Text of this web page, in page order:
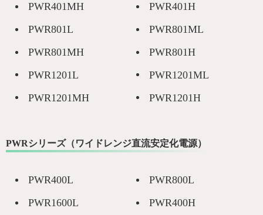
PWR401MH
PWR401H
PWR801L
PWR801ML
PWR801MH
PWR801H
PWR1201L
PWR1201ML
PWR1201MH
PWR1201H
PWRシリーズ（ワイドレンジ直流安定化電源）
PWR400L
PWR800L
PWR1600L
PWR400H